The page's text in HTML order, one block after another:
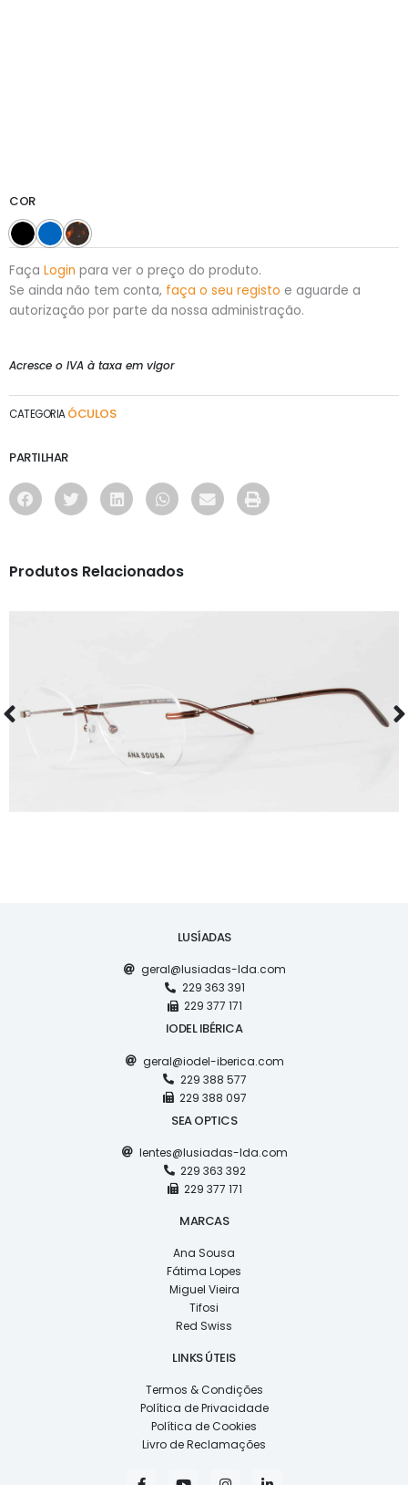
COR
Faça Login para ver o preço do produto.
Se ainda não tem conta, faça o seu registo e aguarde a
autorização por parte da nossa administração.
Acresce o IVA à taxa em vigor
CATEGORIA ÓCULOS
PARTILHAR
Produtos Relacionados
AS1130
LUSÍADAS
geral@lusiadas-lda.com
229 363 391
229 377 171
IODEL IBÉRICA
geral@iodel-iberica.com
229 388 577
229 388 097
SEA OPTICS
lentes@lusiadas-lda.com
229 363 392
229 377 171
MARCAS
Ana Sousa
Fátima Lopes
Miguel Vieira
Tifosi
Red Swiss
LINKS ÚTEIS
Termos & Condições
Política de Privacidade
Política de Cookies
Livro de Reclamações
F Y I